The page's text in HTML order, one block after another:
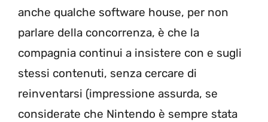
anche qualche software house, per non
parlare della concorrenza, è che la
compagnia continui a insistere con e sugli
stessi contenuti, senza cercare di
reinventarsi (impressione assurda, se
considerate che Nintendo è sempre stata